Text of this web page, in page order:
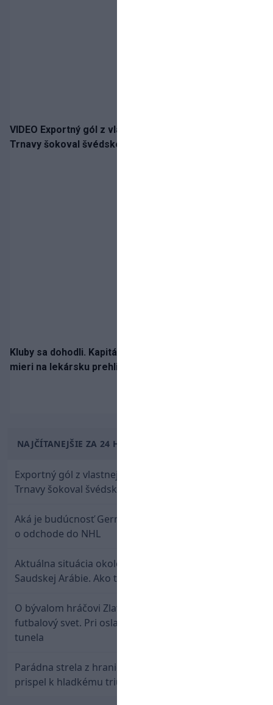
VIDEO Exportný gól z vlastnej polovice: Bývalý útočník
Trnavy šokoval švédskeho giganta
Kluby sa dohodli. Kapitán Sparty Praha Lukáš Haraslín
mieri na lekársku prehliadku
NAJČÍTANEJŠIE ZA 24 HODÍN
Exportný gól z vlastnej polovice: Bývalý útočník
Trnavy šokoval švédskeho giganta
Aká je budúcnosť Gernáta a Pánika? Rusi špekulujú
o odchode do NHL
Aktuálna situácia okolo prestupu Haraslína do
Saudskej Arábie. Ako to je?
O bývalom hráčovi Zlatých Moraviec hovorí celý
futbalový svet. Pri oslave gólu sa prepadol do
tunela
Parádna strela z hranice šestnástky: Rusnák
prispel k hladkému triumfu Seattlu